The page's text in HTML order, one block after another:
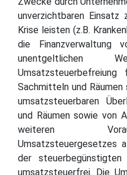
unverzichtbaren Einsatz
Krise leisten (z.B.
die Finanzverwaltung
unentgeltlichen
Sachmitteln und
umsatzsteuerbaren
und Räumen sowie von
weiteren
Umsatzsteuergesetzes
der steuerbegünstigten
umsatzsteuerfrei. Die